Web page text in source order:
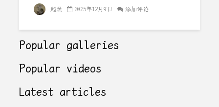
超然 2025年12月9日 添加评论
Popular galleries
Popular videos
Latest articles